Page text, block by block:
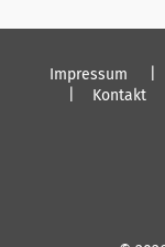
Impressum
Kontakt